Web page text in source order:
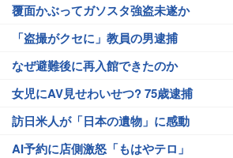
覆面かぶってガソスタ強盗未遂か
「盗撮がクセに」教員の男逮捕
なぜ避難後に再入館できたのか
女児にAV見せわいせつ? 75歳逮捕
訪日米人が「日本の遺物」に感動
AI予約に店側激怒「もはやテロ」